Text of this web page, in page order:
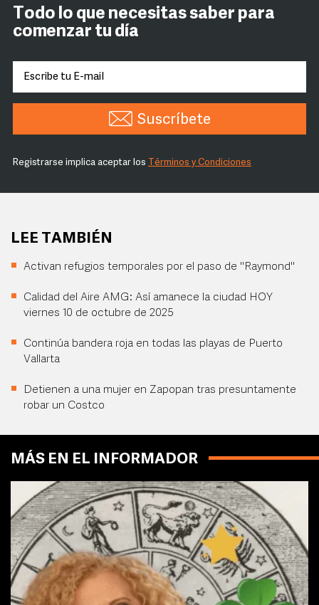
Todo lo que necesitas saber para
comenzar tu día
Suscríbete
Registrarse implica aceptar los Términos y Condiciones
LEE TAMBIÉN
Activan refugios temporales por el paso de "Raymond"
Calidad del Aire AMG: Así amanece la ciudad HOY
viernes 10 de octubre de 2025
Continúa bandera roja en todas las playas de Puerto
Vallarta
Detienen a una mujer en Zapopan tras presuntamente
robar un Costco
MÁS EN EL INFORMADOR